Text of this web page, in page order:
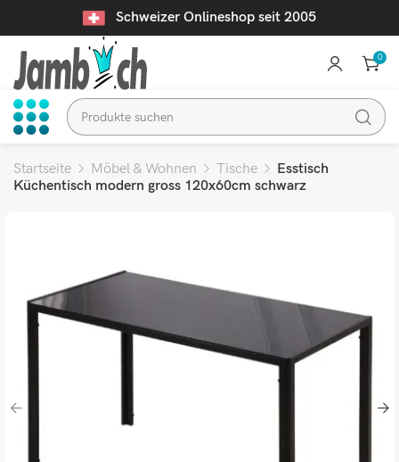
Schweizer Onlineshop seit 2005
0
Startseite Möbel & Wohnen Tische
Esstisch
Küchentisch modern gross 120x60cm schwarz